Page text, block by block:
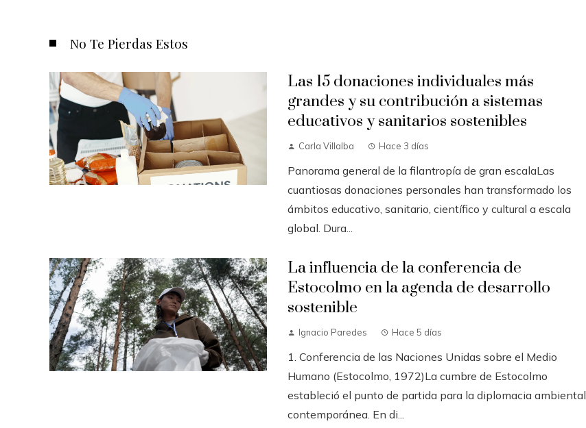
No Te Pierdas Estos
Las 15 donaciones individuales más
grandes y su contribución a sistemas
educativos y sanitarios sostenibles
Carla Villalba Hace 3 días
Panorama general de la filantropía de gran escalaLas
cuantiosas donaciones personales han transformado los
ámbitos educativo, sanitario, científico y cultural a escala
global. Dura...
La influencia de la conferencia de
Estocolmo en la agenda de desarrollo
sostenible
Ignacio Paredes Hace 5 días
1. Conferencia de las Naciones Unidas sobre el Medio
Humano (Estocolmo, 1972)La cumbre de Estocolmo
estableció el punto de partida para la diplomacia ambiental
contemporánea. En di...